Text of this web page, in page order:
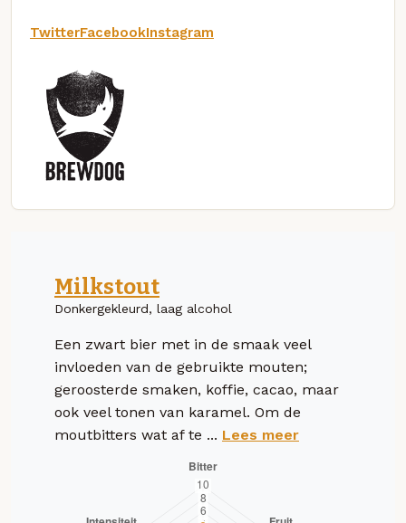
TwitterFacebookInstagram
Milkstout
Donkergekleurd, laag alcohol
Een zwart bier met in de smaak veel
invloeden van de gebruikte mouten;
geroosterde smaken, koffie, cacao, maar
ook veel tonen van karamel. Om de
moutbitters wat af te ... Lees meer